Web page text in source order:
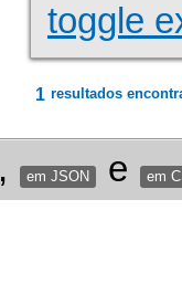
toggle
1 resultados
, em JSON e em